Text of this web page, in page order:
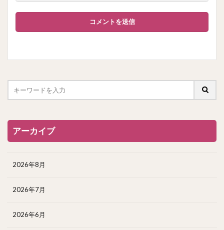
アーカイブ
2026年8月
2026年7月
2026年6月